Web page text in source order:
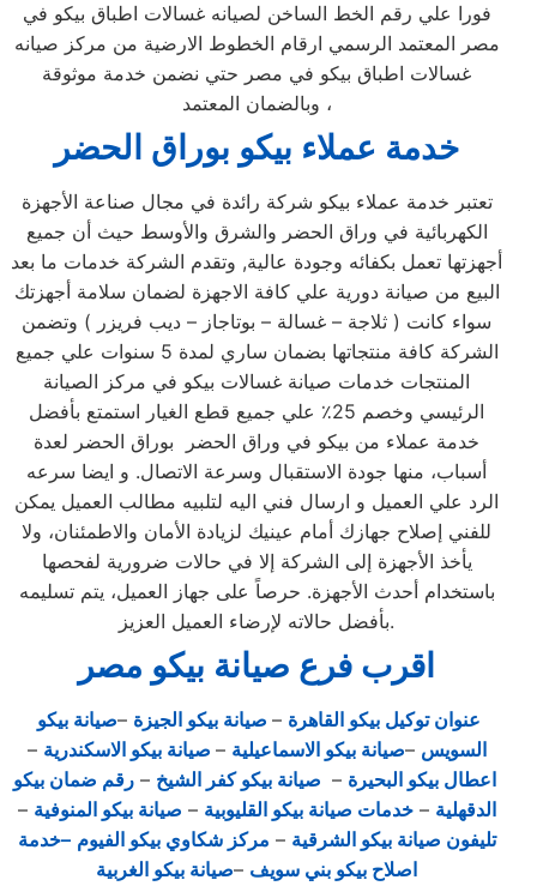
فورا علي رقم الخط الساخن لصيانه غسالات اطباق بيكو في
مصر المعتمد الرسمي ارقام الخطوط الارضية من مركز صيانه
غسالات اطباق بيكو في مصر حتي نضمن خدمة موثوقة
وبالضمان المعتمد ،
خدمة عملاء بيكو بوراق الحضر
تعتبر خدمة عملاء بيكو شركة رائدة في مجال صناعة الأجهزة
الكهربائية في وراق الحضر والشرق والأوسط حيث أن جميع
أجهزتها تعمل بكفائه وجودة عالية, وتقدم الشركة خدمات ما بعد
البيع من صيانة دورية علي كافة الاجهزة لضمان سلامة أجهزتك
سواء كانت ( ثلاجة – غسالة – بوتاجاز – ديب فريزر ) وتضمن
الشركة كافة منتجاتها بضمان ساري لمدة 5 سنوات علي جميع
المنتجات خدمات صيانة غسالات بيكو في مركز الصيانة
الرئيسي وخصم 25٪ علي جميع قطع الغيار استمتع بأفضل
خدمة عملاء من بيكو في وراق الحضر بوراق الحضر لعدة
أسباب، منها جودة الاستقبال وسرعة الاتصال. و ايضا سرعه
الرد علي العميل و ارسال فني اليه لتلبيه مطالب العميل يمكن
للفني إصلاح جهازك أمام عينيك لزيادة الأمان والاطمئنان، ولا
يأخذ الأجهزة إلى الشركة إلا في حالات ضرورية لفحصها
باستخدام أحدث الأجهزة. حرصاً على جهاز العميل، يتم تسليمه
بأفضل حالاته لإرضاء العميل العزيز.
اقرب فرع صيانة بيكو مصر
عنوان توكيل بيكو القاهرة – صيانة بيكو الجيزة –صيانة بيكو
السويس –صيانة بيكو الاسماعيلية – صيانة بيكو الاسكندرية –
اعطال بيكو البحيرة – صيانة بيكو كفر الشيخ –رقم ضمان بيكو
الدقهلية –خدمات صيانة بيكو القليوبية – صيانة بيكو المنوفية –
تليفون صيانة بيكو الشرقية – مركز شكاوي بيكو الفيوم –خدمة
اصلاح بيكو بني سويف –صيانة بيكو الغربية